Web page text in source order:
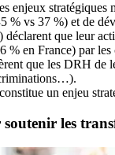
enjeux
% vs 37 %) et de
que leur
% en France) par
que les DRH de
un enjeu
soutenir les